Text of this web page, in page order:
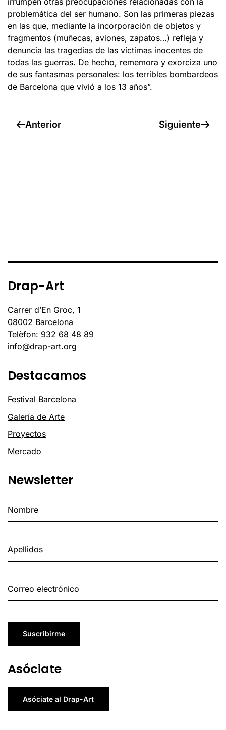
problemática del ser humano. Son las primeras piezas
en las que, mediante la incorporación de objetos y
fragmentos (muñecas, aviones, zapatos…) refleja y
denuncia las tragedias de las víctimas inocentes de
todas las guerras. De hecho, rememora y exorciza uno
de sus fantasmas personales: los terribles bombardeos
de Barcelona que vivió a los 13 años”.
Anterior Siguiente
Drap-Art
Carrer d’En Groc, 1
08002 Barcelona
Telèfon: 932 68 48 89
info@drap-art.org
Destacamos
Festival Barcelona
Galería de Arte
Proyectos
Mercado
Newsletter
Suscribirme
Asóciate
Asóciate al Drap-Art